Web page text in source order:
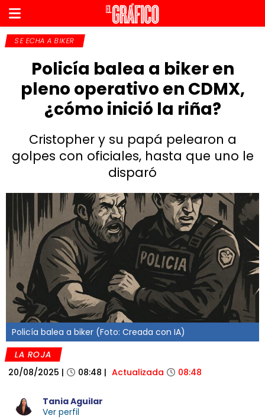
SE ECHA A BIKER
Policía balea a biker en
pleno operativo en CDMX,
¿cómo inició la riña?
Cristopher y su papá pelearon a
golpes con oficiales, hasta que uno le
disparó
Policía balea a biker (Foto: Creada con IA)
LA ROJA
20/08/2025 | 08:48 | Actualizada 08:48
Tania Aguilar
Ver perfil